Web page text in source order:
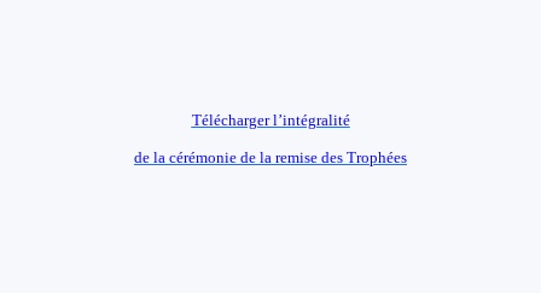
Télécharger l’intégralité
de la cérémonie de la remise des Trophées